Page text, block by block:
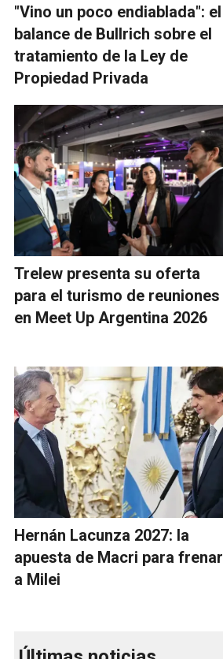
"Vino un poco endiablada": el
balance de Bullrich sobre el
tratamiento de la Ley de
Propiedad Privada
Trelew presenta su oferta
para el turismo de reuniones
en Meet Up Argentina 2026
Hernán Lacunza 2027: la
apuesta de Macri para frenar
a Milei